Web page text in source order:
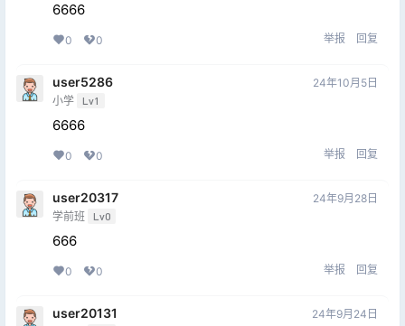
6666
0 0 举报 回复
user5286
小学 Lv1
24年10月5日
6666
0 0 举报 回复
user20317
学前班 Lv0
24年9月28日
666
0 0 举报 回复
user20131 24年9月24日